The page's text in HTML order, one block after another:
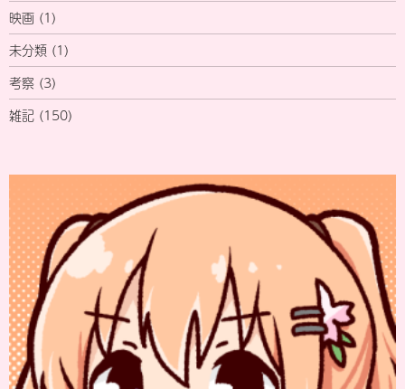
映画 (1)
未分類 (1)
考察 (3)
雑記 (150)